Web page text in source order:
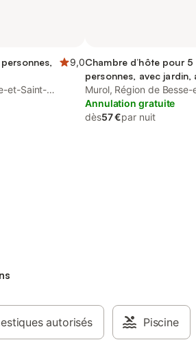
9,0
et-Saint-
Chambre d’hôte pour 5
personnes, avec jardin,
acceptés
Murol, Région de
Anastaise
Annulation gratuite
dès57 €par nuit
autorisés Piscine